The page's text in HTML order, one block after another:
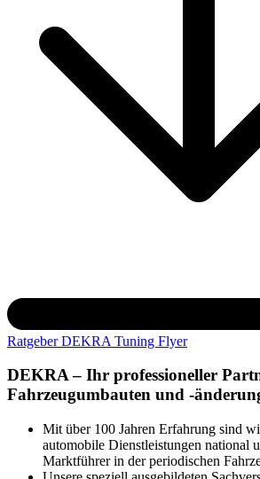
Ratgeber DEKRA Tuning Flyer
DEKRA – Ihr professioneller
Fahrzeugumbauten und -
Mit über 100 Jahren Erfahrung sind
automobile Dienstleistungen national
Marktführer in der periodischen